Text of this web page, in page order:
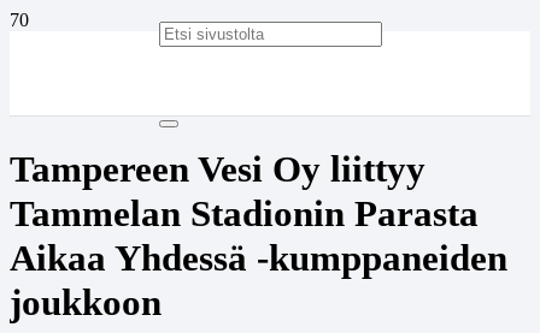
Tampereen Vesi Oy liittyy
Tammelan Stadionin Parasta
Aikaa Yhdessä -kumppaneiden
joukkoon